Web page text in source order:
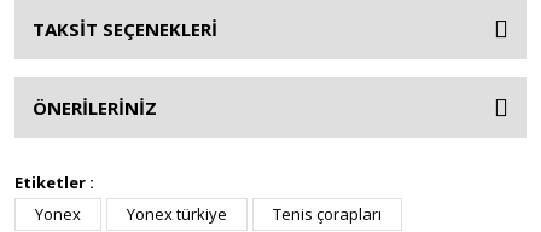
TAKSİT SEÇENEKLERİ
ÖNERİLERİNİZ
Etiketler :
Yonex
Yonex türkiye
Tenis çorapları